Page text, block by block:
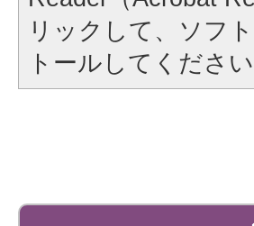
リックして、ソフ
トールしてください